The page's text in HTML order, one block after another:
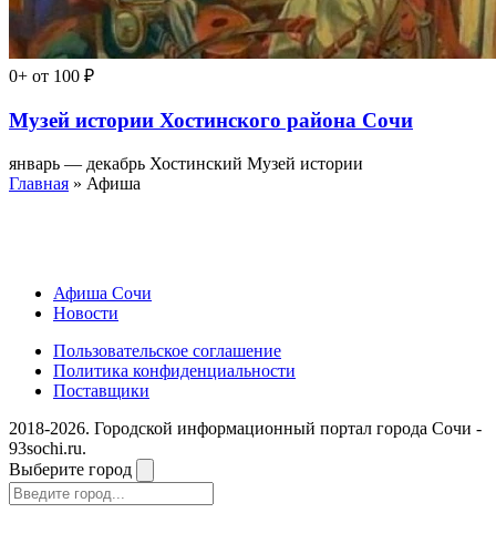
0+ от 100 ₽
Музей истории Хостинского района Сочи
январь — декабрь Хостинский Музей истории
Главная » Афиша
Афиша Сочи
Новости
Пользовательское соглашение
Политика конфиденциальности
Поставщики
2018-2026. Городской информационный портал города Сочи -
93sochi.ru.
Выберите город